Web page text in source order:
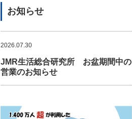
お知らせ
2026.07.30
JMR生活総合研究所 お盆期間中の
営業のお知らせ